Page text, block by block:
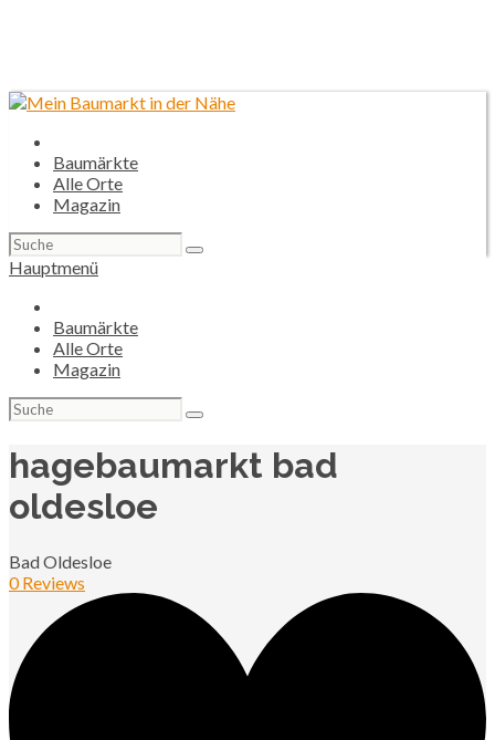
Baumärkte
Alle Orte
Magazin
Suchen
nach:
Hauptmenü
Baumärkte
Alle Orte
Magazin
Suchen
nach:
hagebaumarkt bad
oldesloe
Bad Oldesloe
0 Reviews